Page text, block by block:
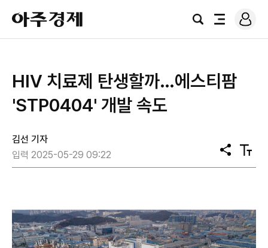
아
주
경
검
전
로
그
HIV 치료제 탄생할까…에스티팜
'STP0404' 개발 속도
김선 기자
입력 2025-05-29 09:22
공
유
텍
스